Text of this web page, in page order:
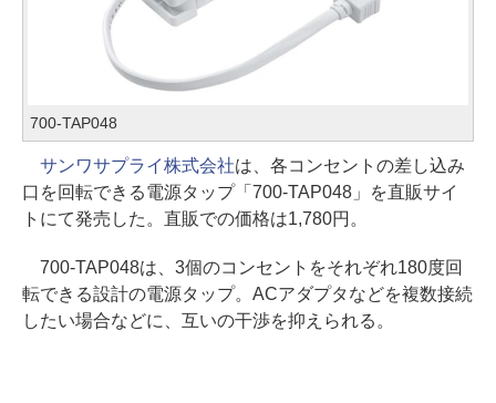
700-TAP048
サンワサプライ株式会社は、各コンセントの差し込み
口を回転できる電源タップ「700-TAP048」を直販サイ
トにて発売した。直販での価格は1,780円。
700-TAP048は、3個のコンセントをそれぞれ180度回
転できる設計の電源タップ。ACアダプタなどを複数接続
したい場合などに、互いの干渉を抑えられる。